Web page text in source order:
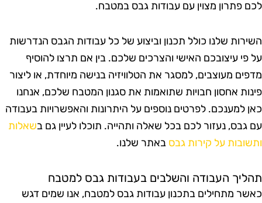
פתרון מצוין עם עבודות גבס במטבח.
שלנו כולל תכנון וביצוע של כל עבודות הגבס הנדרשות
פי עיצובכם האישי והצרכים שלכם. בין אם תרצו להוסיף
מעוצבים, למסגר את הטלוויזיה בנישה מיוחדת, או ליצור
אחסון חבויות שתואמות את סגנון המטבח שלכם, אנחנו
למענכם. לפרטים נוספים על היתרונות והאפשרויות בעבודה
גבס, נעזור לכם בכל שאלה ותהייה. תוכלו לעיין גם בשאלות
על קירות גבסבאתר שלנו.
העבודה והשלבים בעבודות גבס למטבח
מתחילים בתכנון עבודות גבס למטבח, אנו שמים דגש